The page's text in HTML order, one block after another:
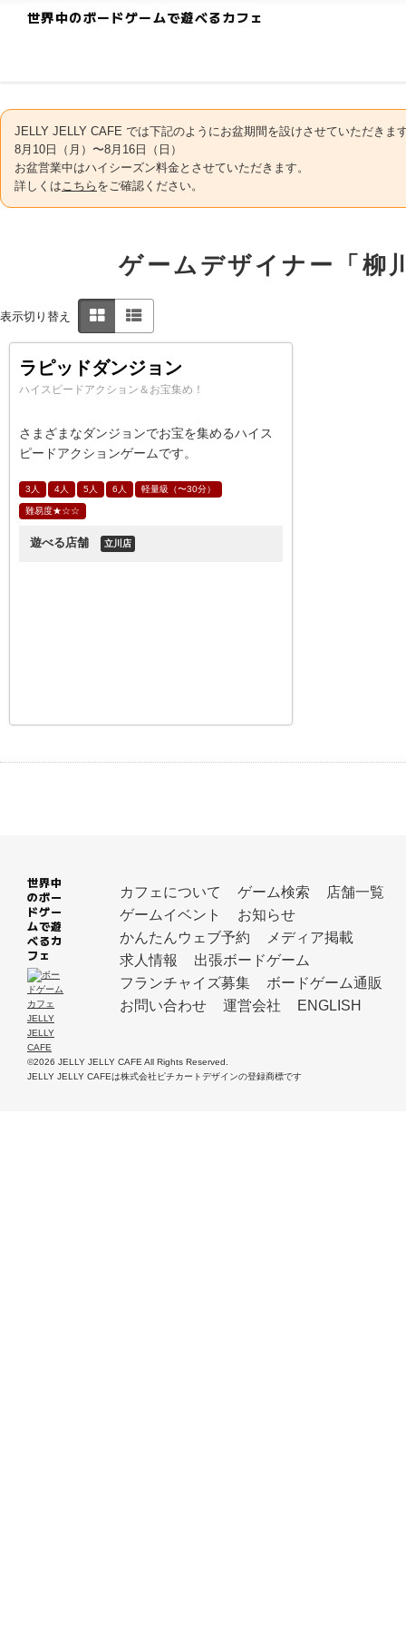
世界中のボードゲームで遊べるカフェ
JELLY JELLY CAFE では下記のようにお盆期間を設けさせていただきま
8月10日（月）〜8月16日（日）
お盆営業中はハイシーズン料金とさせていただきます。
詳しくはこちら をご確認ください。
ゲームデザイナー「柳
表示切り替え
ラピッドダンジョン
ハイスピードアクション＆お宝集め！
さまざまなダンジョンでお宝を集めるハイス
ピードアクションゲームです。
3人 4人 5人 6人 軽量級（〜30分）
難易度★☆☆
遊べる店舗 立川店
世界中
のボー
ドゲー
ムで遊
べるカ
フェ
カフェについて ゲーム検索
店舗一覧
ゲームイベント
お知らせ
かんたんウェブ予約
メディア掲載
求人情報
出張ボードゲーム
フランチャイズ募集
ボードゲーム通販
お問い合わせ
運営会社 ENGLISH
©2026 JELLY JELLY CAFE All Rights Reserved.
JELLY JELLY CAFEは株式会社ピチカートデザインの登録商標です